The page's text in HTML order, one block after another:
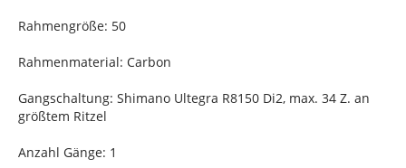
Rahmengröße: 50
Rahmenmaterial: Carbon
Gangschaltung: Shimano Ultegra R8150 Di2, max. 34 Z. an
größtem Ritzel
Anzahl Gänge: 1